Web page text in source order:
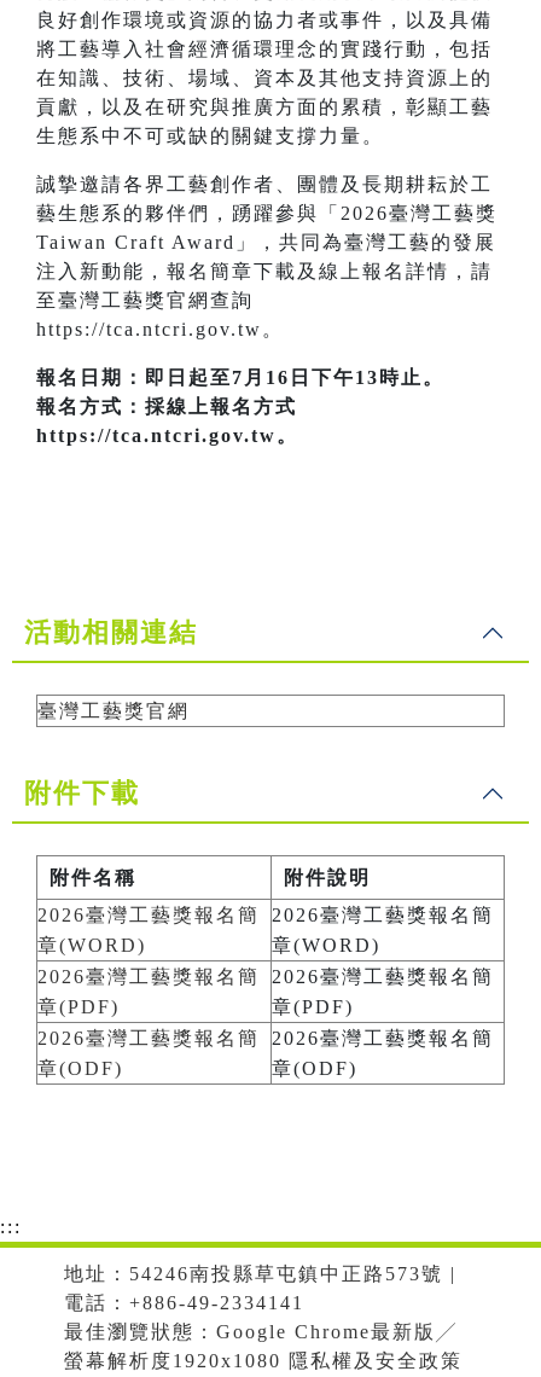
良好創作環境或資源的協力者或事件，以及具備
將工藝導入社會經濟循環理念的實踐行動，包括
在知識、技術、場域、資本及其他支持資源上的
貢獻，以及在研究與推廣方面的累積，彰顯工藝
生態系中不可或缺的關鍵支撐力量。
誠摯邀請各界工藝創作者、團體及長期耕耘於工
藝生態系的夥伴們，踴躍參與「2026臺灣工藝獎
Taiwan Craft Award」，共同為臺灣工藝的發展
注入新動能，報名簡章下載及線上報名詳情，請
至臺灣工藝獎官網查詢
https://tca.ntcri.gov.tw。
報名日期：即日起至7月16日下午13時止。
報名方式：採線上報名方式
https://tca.ntcri.gov.tw。
活動相關連結
臺灣工藝獎官網
附件下載
附件名稱
附件說明
2026臺灣工藝獎報名簡
章(WORD)
2026臺灣工藝獎報名簡
章(WORD)
2026臺灣工藝獎報名簡
章(PDF)
2026臺灣工藝獎報名簡
章(PDF)
2026臺灣工藝獎報名簡
章(ODF)
2026臺灣工藝獎報名簡
章(ODF)
:::
地址：54246南投縣草屯鎮中正路573號 |
電話：+886-49-2334141
最佳瀏覽狀態：Google Chrome最新版╱
螢幕解析度1920x1080 隱私權及安全政策